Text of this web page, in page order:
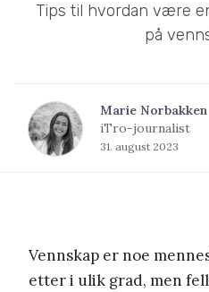
Tips til hvordan være
på
Marie Norbakken
iTro-journalist
31. august 2023
Vennskap er noe
etter i ulik grad, men